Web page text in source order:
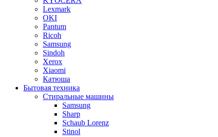
Lexmark
OKI
Pantum
Ricoh
Samsung
Sindoh
Xerox
Xiaomi
Катюша
Бытовая техника
Стиральные машины
Samsung
Sharp
Schaub Lorenz
Stinol